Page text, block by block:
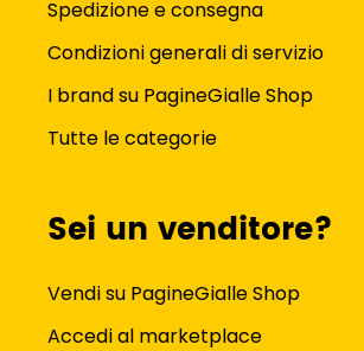
Spedizione e consegna
Condizioni generali di servizio
I brand su PagineGialle Shop
Tutte le categorie
Sei un venditore?
Vendi su PagineGialle Shop
Accedi al marketplace